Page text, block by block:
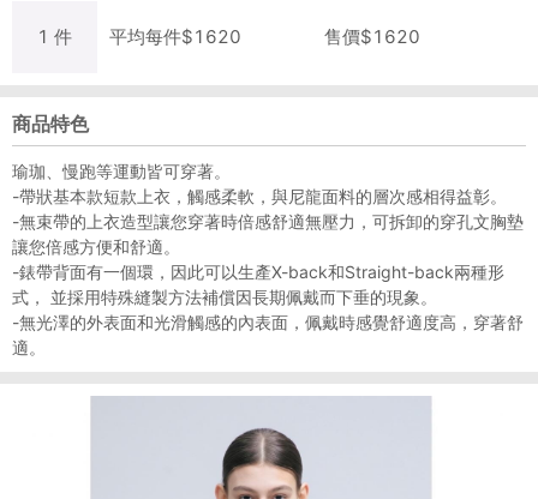
1 件 平均每件$1620 售價$1620
商品特色
瑜珈、慢跑等運動皆可穿著。
-帶狀基本款短款上衣，觸感柔軟，與尼龍面料的層次感相得益彰。
-無束帶的上衣造型讓您穿著時倍感舒適無壓力，可拆卸的穿孔文胸墊
讓您倍感方便和舒適。
-錶帶背面有一個環，因此可以生產X-back和Straight-back兩種形
式， 並採用特殊縫製方法補償因長期佩戴而下垂的現象。
-無光澤的外表面和光滑觸感的內表面，佩戴時感覺舒適度高，穿著舒
適。